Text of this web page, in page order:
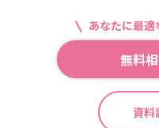
あなたに最
無料
資料